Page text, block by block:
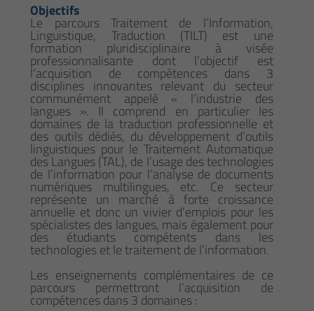
Objectifs
Le parcours Traitement de l’Information,
Linguistique, Traduction (TILT) est une
formation pluridisciplinaire à visée
professionnalisante dont l’objectif est
l’acquisition de compétences dans 3
disciplines innovantes relevant du secteur
communément appelé « l’industrie des
langues ». Il comprend en particulier les
domaines de la traduction professionnelle et
des outils dédiés, du développement d’outils
linguistiques pour le Traitement Automatique
des Langues (TAL), de l’usage des technologies
de l’information pour l’analyse de documents
numériques multilingues, etc. Ce secteur
représente un marché à forte croissance
annuelle et donc un vivier d’emplois pour les
spécialistes des langues, mais également pour
des étudiants compétents dans les
technologies et le traitement de l’information.
Les enseignements complémentaires de ce
parcours permettront l’acquisition de
compétences dans 3 domaines :